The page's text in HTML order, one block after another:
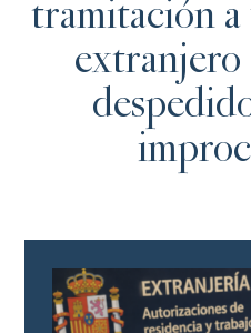
tramitación
extranjero